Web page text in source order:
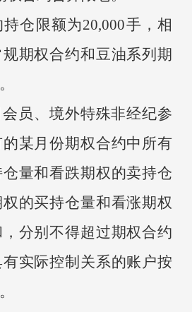
仓限额为20,000手，相
期权合约和豆油系列期
员、境外特殊非经纪参
某月份期权合约中所有
量和看跌期权的卖持仓
的买持仓量和看涨期权
分别不得超过期权合约
实际控制关系的账户按